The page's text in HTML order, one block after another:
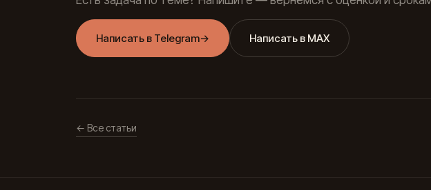
Написать в Telegram→ Написать в MAX
← Все статьи